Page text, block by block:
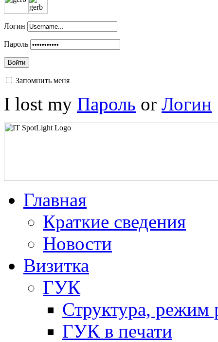
Логин
Пароль
Войти
Запомнить меня
I lost my Пароль or Логин
Главная
Краткие сведения
Новости
Визитка
ГУК
Структура, режим
ГУК в печати